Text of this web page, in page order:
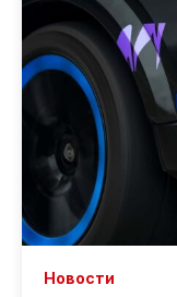
Новости